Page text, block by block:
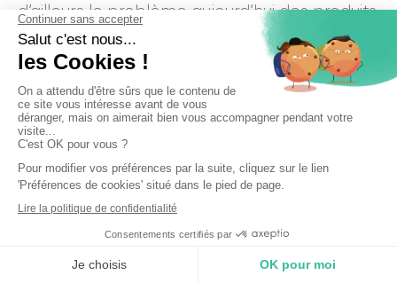
d’ailleurs le problème aujourd’hui des produits
MIF, qui ont globalement des stocks assez
limités!
Si vous avez un doute, nos experts sont là
pour répondre à toutes vos questions.
Votre devis en 24H